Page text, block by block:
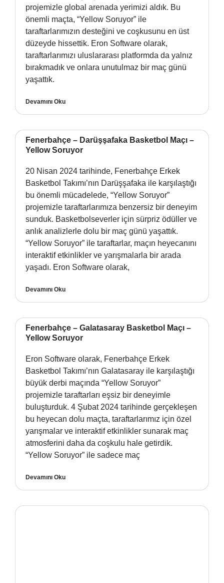
projemizle global arenada yerimizi aldık. Bu
önemli maçta, “Yellow Soruyor” ile
taraftarlarımızın desteğini ve coşkusunu en üst
düzeyde hissettik. Eron Software olarak,
taraftarlarımızı uluslararası platformda da yalnız
bırakmadık ve onlara unutulmaz bir maç günü
yaşattık.
Devamını Oku
Fenerbahçe – Darüşşafaka Basketbol Maçı –
Yellow Soruyor
20 Nisan 2024 tarihinde, Fenerbahçe Erkek
Basketbol Takımı’nın Darüşşafaka ile karşılaştığı
bu önemli mücadelede, “Yellow Soruyor”
projemizle taraftarlarımıza benzersiz bir deneyim
sunduk. Basketbolseverler için sürpriz ödüller ve
anlık analizlerle dolu bir maç günü yaşattık.
“Yellow Soruyor” ile taraftarlar, maçın heyecanını
interaktif etkinlikler ve yarışmalarla bir arada
yaşadı. Eron Software olarak,
Devamını Oku
Fenerbahçe – Galatasaray Basketbol Maçı –
Yellow Soruyor
Eron Software olarak, Fenerbahçe Erkek
Basketbol Takımı’nın Galatasaray ile karşılaştığı
büyük derbi maçında “Yellow Soruyor”
projemizle taraftarları eşsiz bir deneyimle
buluşturduk. 4 Şubat 2024 tarihinde gerçekleşen
bu heyecan dolu maçta, taraftarlarımız için özel
yarışmalar ve interaktif etkinlikler sunarak maç
atmosferini daha da coşkulu hale getirdik.
“Yellow Soruyor” ile sadece maç
Devamını Oku